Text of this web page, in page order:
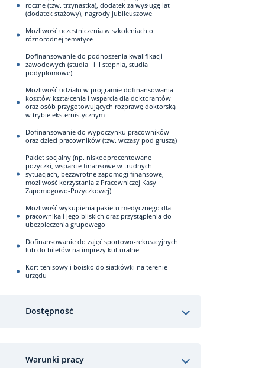
roczne (tzw. trzynastka), dodatek za wysługę lat
(dodatek stażowy), nagrody jubileuszowe
Możliwość uczestniczenia w szkoleniach o
różnorodnej tematyce
Dofinansowanie do podnoszenia kwalifikacji
zawodowych (studia I i II stopnia, studia
podyplomowe)
Możliwość udziału w programie dofinansowania
kosztów kształcenia i wsparcia dla doktorantów
oraz osób przygotowujących rozprawę doktorską
w trybie eksternistycznym
Dofinansowanie do wypoczynku pracowników
oraz dzieci pracowników (tzw. wczasy pod gruszą)
Pakiet socjalny (np. niskooprocentowane
pożyczki, wsparcie finansowe w trudnych
sytuacjach, bezzwrotne zapomogi finansowe,
możliwość korzystania z Pracowniczej Kasy
Zapomogowo-Pożyczkowej)
Możliwość wykupienia pakietu medycznego dla
pracownika i jego bliskich oraz przystąpienia do
ubezpieczenia grupowego
Dofinansowanie do zajęć sportowo-rekreacyjnych
lub do biletów na imprezy kulturalne
Kort tenisowy i boisko do siatkówki na terenie
urzędu
Dostępność
Warunki pracy